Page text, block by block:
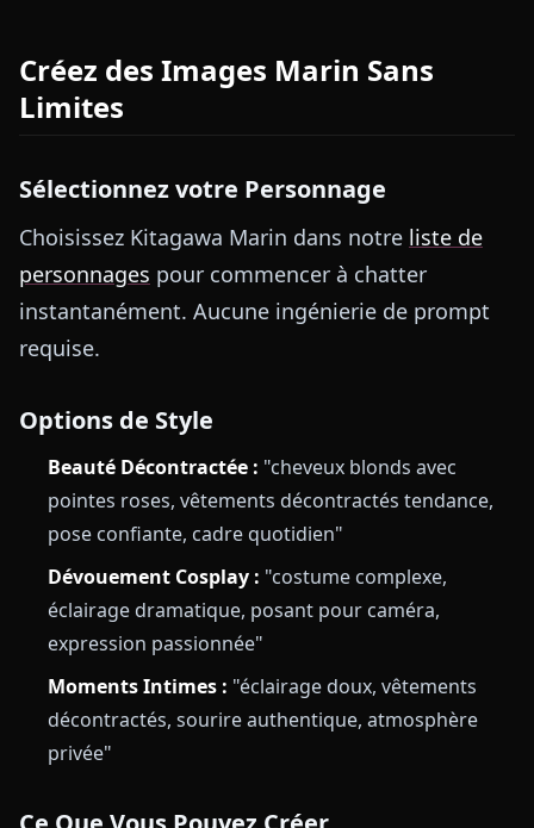
Créez des Images Marin Sans
Limites
Sélectionnez votre Personnage
Choisissez Kitagawa Marin dans notre liste de
personnages pour commencer à chatter
instantanément. Aucune ingénierie de prompt
requise.
Options de Style
Beauté Décontractée : "cheveux blonds avec
pointes roses, vêtements décontractés tendance,
pose confiante, cadre quotidien"
Dévouement Cosplay : "costume complexe,
éclairage dramatique, posant pour caméra,
expression passionnée"
Moments Intimes : "éclairage doux, vêtements
décontractés, sourire authentique, atmosphère
privée"